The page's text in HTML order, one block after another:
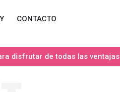
CONTACTO
disfrutar de todas las ventajas